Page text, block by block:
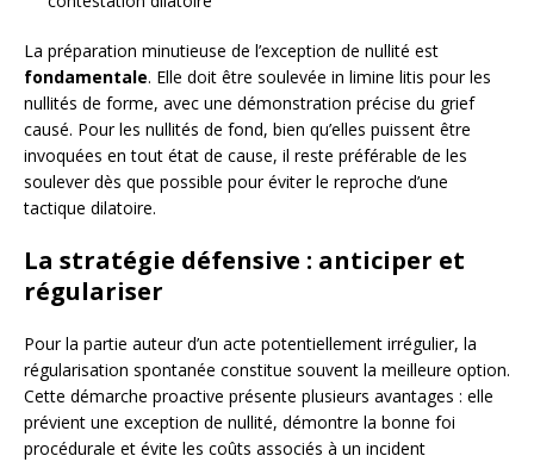
La préparation minutieuse de l’exception de nullité est
fondamentale. Elle doit être soulevée in limine litis pour les
nullités de forme, avec une démonstration précise du grief
causé. Pour les nullités de fond, bien qu’elles puissent être
invoquées en tout état de cause, il reste préférable de les
soulever dès que possible pour éviter le reproche d’une
tactique dilatoire.
La stratégie défensive : anticiper et
régulariser
Pour la partie auteur d’un acte potentiellement irrégulier, la
régularisation spontanée constitue souvent la meilleure option.
Cette démarche proactive présente plusieurs avantages : elle
prévient une exception de nullité, démontre la bonne foi
procédurale et évite les coûts associés à un incident